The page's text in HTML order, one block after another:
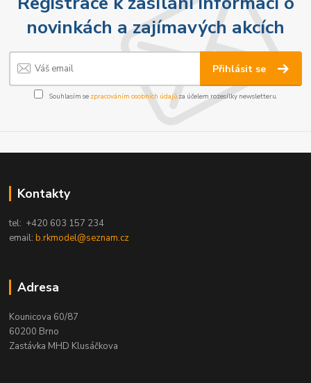
novinkách a zajímavých akcích
Přihlásit se
Souhlasím se zpracováním osobních údajůza účelem rozesílky newsletteru.
Kontakty
tel: +420 603 157 234
email:b.rkmodel@seznam.cz
Adresa
Kounicova 60/87
60200 Brno
Zastávka MHD Klusáčkova